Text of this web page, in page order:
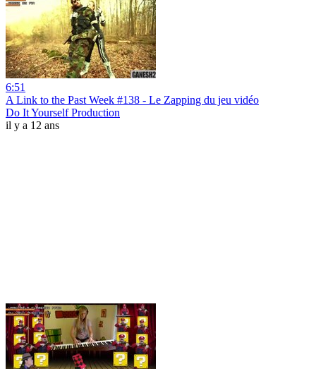
6:51
A Link to the Past Week #138 - Le Zapping du jeu vidéo
Do It Yourself Production
il y a 12 ans